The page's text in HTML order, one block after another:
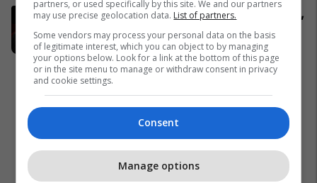
Përfundon takimin me Abdixhikun,
Kurti: S'ka marrëveshje me LDK-
në
Politikë
partners, or used specifically by this site. We and our partners
may use precise geolocation data. List of partners.
Some vendors may process your personal data on the basis
of legitimate interest, which you can object to by managing
your options below. Look for a link at the bottom of this page
or in the site menu to manage or withdraw consent in privacy
and cookie settings.
Consent
Manage options